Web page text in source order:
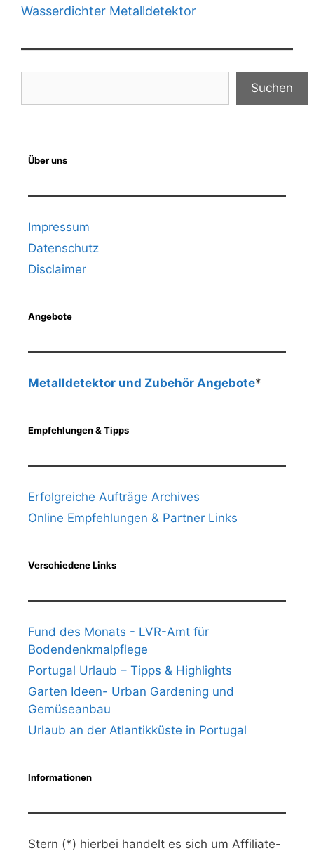
Wasserdichter Metalldetektor
Suchen
Über uns
Impressum
Datenschutz
Disclaimer
Angebote
Metalldetektor und Zubehör Angebote*
Empfehlungen & Tipps
Erfolgreiche Aufträge Archives
Online Empfehlungen & Partner Links
Verschiedene Links
Fund des Monats - LVR-Amt für
Bodendenkmalpflege
Portugal Urlaub – Tipps & Highlights
Garten Ideen- Urban Gardening und
Gemüseanbau
Urlaub an der Atlantikküste in Portugal
Informationen
Stern (*) hierbei handelt es sich um Affiliate-